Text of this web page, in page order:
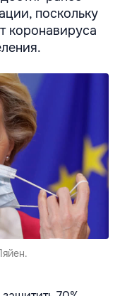
поскольку
коронавируса